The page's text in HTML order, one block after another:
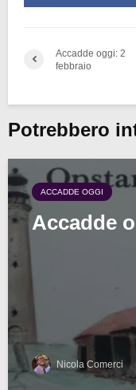
Accadde oggi: 2
febbraio
Potrebbero
ACCADDE OGGI
Accadde
Nicola Comerci